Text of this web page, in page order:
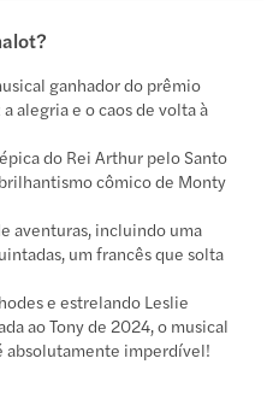
ganhador do prêmio
alegria e o caos de volta à
do Rei Arthur pelo Santo
cômico de Monty
aventuras, incluindo uma
um francês que solta
e estrelando Leslie
ao Tony de 2024, o musical
absolutamente imperdível!